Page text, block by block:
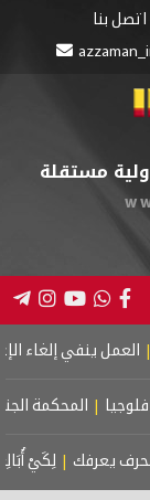
اتصل بنا
مستقلة
ينفي إلغاء
| المحكمة
يعرفك | لِكَيْ